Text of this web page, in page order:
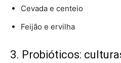
Cevada e centeio
Feijão e ervilha
3. Probióticos: